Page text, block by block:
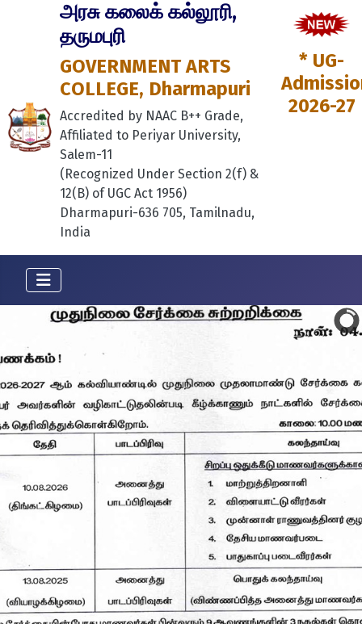
அரசு கலைக் கல்லூரி,
தருமபுரி
GOVERNMENT ARTS
COLLEGE, Dharmapuri
Accredited by NAAC B++ Grade,
Affiliated to Periyar University,
Salem-11
(Recognized Under Section 2(f) &
12(B) of UGC Act 1956)
Dharmapuri-636 705, Tamilnadu,
India
* UG-
2026-27